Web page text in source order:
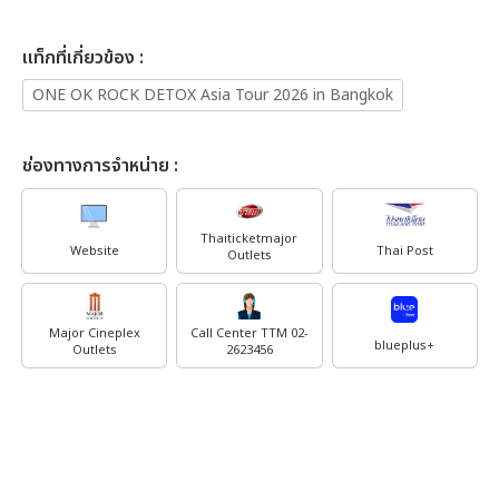
เเท็กที่เกี่ยวข้อง :
ONE OK ROCK DETOX Asia Tour 2026 in Bangkok
ช่องทางการจำหน่าย :
Website
Thaiticketmajor
Outlets
Thai Post
Major Cineplex
Outlets
Call Center TTM 02-
2623456
blueplus+